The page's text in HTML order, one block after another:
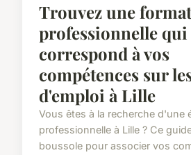
Trouvez une
professionnelle qui
correspond à vos
compétences sur
d'emploi à Lille
Vous êtes à la recherche d'une
professionnelle à Lille ? Ce
boussole pour associer vos